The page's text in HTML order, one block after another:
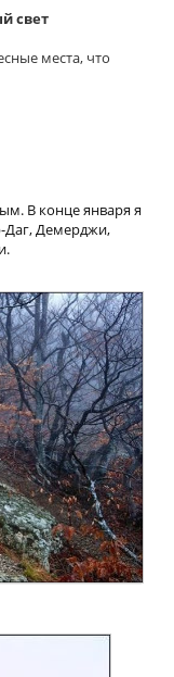
свет
места, что
В конце января я
Даг, Демерджи,